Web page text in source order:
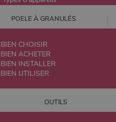
POELE À GRANULÉS
BIEN CHOISIR
BIEN ACHETER
BIEN INSTALLER
BIEN UTILISER
OUTILS